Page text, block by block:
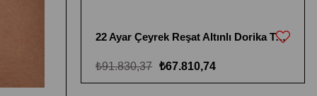
22 Ayar Çeyrek Reşat Altınlı Dorika Toplu Bileklik
₺67.810,74
₺91.830,37